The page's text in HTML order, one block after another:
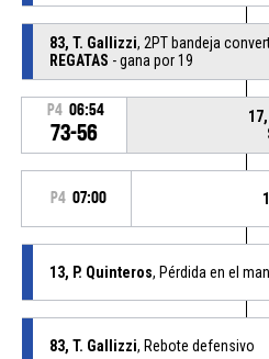
83, T. Gallizzi, 2PT bandeja
REGATAS - gana por 19
P4 06:54
73-56
P4 07:00
13, P. Quinteros, Pérdida en el
83, T. Gallizzi, Rebote defensivo